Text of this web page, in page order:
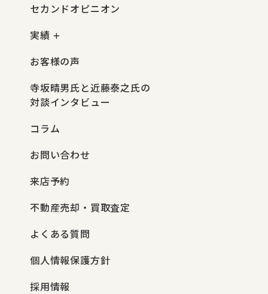
セカンドオピニオン
実績
お客様の声
寺坂晴男氏と近藤泰之氏の
対談インタビュー
コラム
お問い合わせ
来店予約
不動産売却・買取査定
よくある質問
個人情報保護方針
採用情報